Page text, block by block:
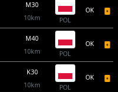
M30
10km
POL
OK
M40
10km
POL
OK
K30
10km
POL
OK